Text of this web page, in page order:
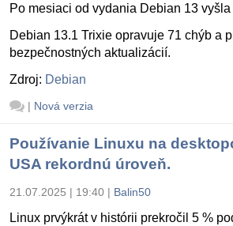
Po mesiaci od vydania Debian 13
Debian 13.1 Trixie opravuje 71 chýb a
bezpečnostných aktualizácií.
Zdroj: Debian
| Nová verzia
Používanie Linuxu na
USA rekordnú úroveň.
21.07.2025 | 19:40 | Balin50
Linux prvýkrát v histórii prekročil 5 %